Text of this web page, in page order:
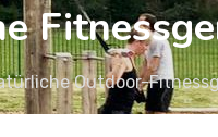
Outdoor-